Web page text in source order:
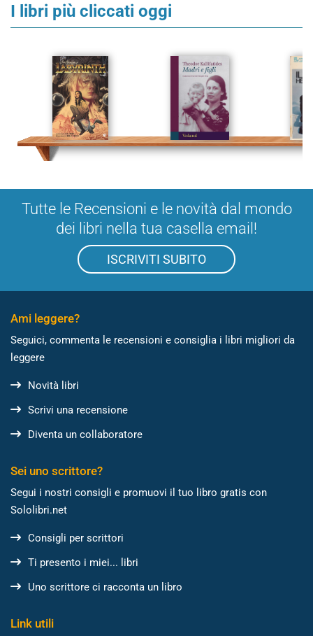
I libri più cliccati oggi
Tutte le Recensioni e le novità dal mondo
dei libri nella tua casella email!
ISCRIVITI SUBITO
Ami leggere?
Seguici, commenta le recensioni e consiglia i libri migliori da
leggere
Novità libri
Scrivi una recensione
Diventa un collaboratore
Sei uno scrittore?
Segui i nostri consigli e promuovi il tuo libro gratis con
Sololibri.net
Consigli per scrittori
Ti presento i miei... libri
Uno scrittore ci racconta un libro
Link utili